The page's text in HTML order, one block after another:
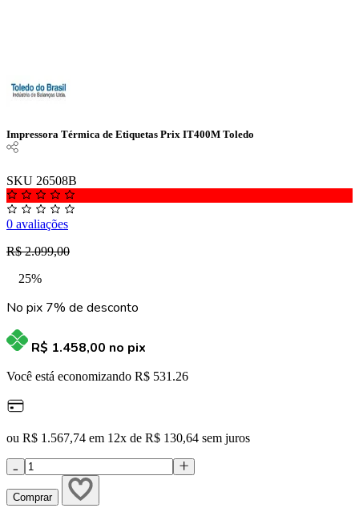
Impressora Térmica de Etiquetas Prix IT400M Toledo
SKU 26508B
0 avaliações
R$ 2.099,00
25%
No pix 7% de desconto
R$ 1.458,00 no pix
Você está economizando R$ 531.26
ou R$ 1.567,74 em 12x de R$ 130,64 sem juros
Comprar